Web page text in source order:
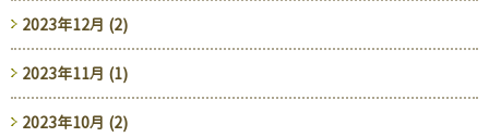
2023年12月 (2)
2023年11月 (1)
2023年10月 (2)